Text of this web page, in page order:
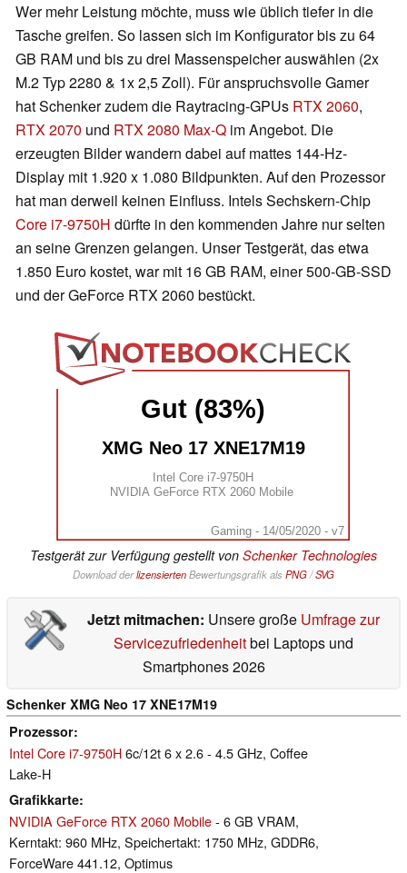
Wer mehr Leistung möchte, muss wie üblich tiefer in die
Tasche greifen. So lassen sich im Konfigurator bis zu 64
GB RAM und bis zu drei Massenspeicher auswählen (2x
M.2 Typ 2280 & 1x 2,5 Zoll). Für anspruchsvolle Gamer
hat Schenker zudem die Raytracing-GPUs RTX 2060,
RTX 2070 und RTX 2080 Max-Q im Angebot. Die
erzeugten Bilder wandern dabei auf mattes 144-Hz-
Display mit 1.920 x 1.080 Bildpunkten. Auf den Prozessor
hat man derweil keinen Einfluss. Intels Sechskern-Chip
Core i7-9750H dürfte in den kommenden Jahre nur selten
an seine Grenzen gelangen. Unser Testgerät, das etwa
1.850 Euro kostet, war mit 16 GB RAM, einer 500-GB-SSD
und der GeForce RTX 2060 bestückt.
Gut (83%)
XMG Neo 17 XNE17M19
Intel Core i7-9750H
NVIDIA GeForce RTX 2060 Mobile
Gaming - 14/05/2020 - v7
Testgerät zur Verfügung gestellt von Schenker Technologies
Download derlizensiertenBewertungsgrafik als PNG/SVG
Jetzt mitmachen: Unsere große Umfrage zur
Servicezufriedenheitbei Laptops und
Smartphones 2026
Schenker XMG Neo 17 XNE17M19
Prozessor
Intel Core i7-9750H6c/12t 6 x 2.6 - 4.5 GHz, Coffee
Lake-H
Grafikkarte
NVIDIA GeForce RTX 2060 Mobile- 6 GB VRAM,
Kerntakt: 960 MHz, Speichertakt: 1750 MHz, GDDR6,
ForceWare 441.12, Optimus